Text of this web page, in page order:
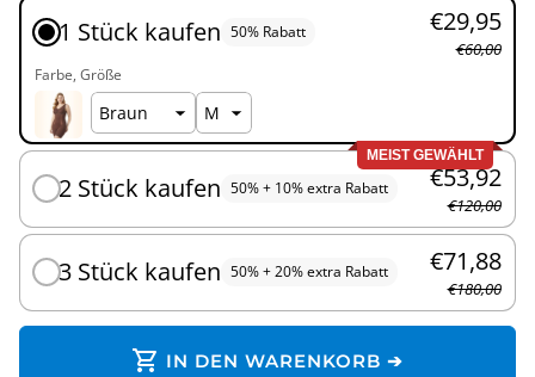
1 Stück kaufen 50% Rabatt €29,95
€60,00
Farbe Größe
MEIST GEWÄHLT
2 Stück kaufen 50% + 10% extra Rabatt €53,92
€120,00
3 Stück kaufen 50% + 20% extra Rabatt €71,88
€180,00
shopping_cart IN DEN WARENKORB ➔